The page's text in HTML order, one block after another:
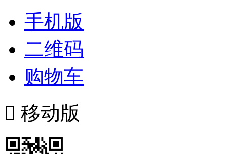
手机版
二维码
购物车
 移动版